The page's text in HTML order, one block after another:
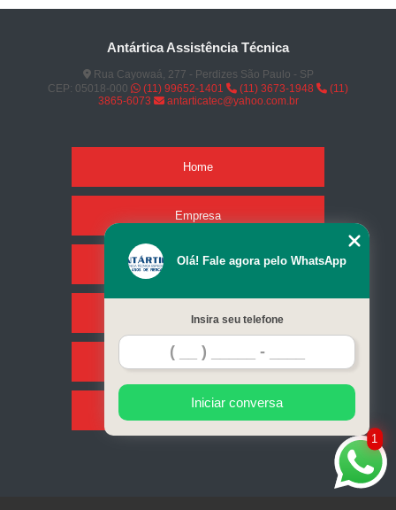
Antártica Assistência Técnica
Rua Cayowaá, 277 - Perdizes São Paulo - SP
CEP: 05018-000
(11) 99652-1401 (11) 3673-1948
(11)
3865-6073
antarticatec@yahoo.com.br
Home
Empresa
Missão
Serviços
Contato
Mapa do site
1
Olá! Fale agora pelo WhatsApp
Insira seu telefone
Iniciar conversa